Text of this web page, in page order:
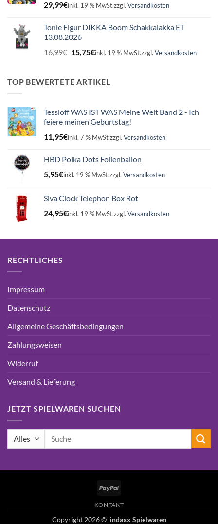
29,99€inkl. 19 % MwSt.zzgl. Versandkosten
Tonie Figur DIKKA Boom Schakkalakka ET
13.08.2026
16,99€ Ursprünglicher
Preis
16,99€
15,75€Aktueller
15,75€.
inkl. 19 % MwSt.zzgl. Versandkosten
TOP BEWERTETE ARTIKEL
Tessloff WAS IST WAS Meine Welt Band 2 - Ich
feiere meinen Geburtstag!
11,95€inkl. 7 % MwSt.zzgl. Versandkosten
HBD Polka Dots Folienballon
5,95€inkl. 19 % MwSt.zzgl. Versandkosten
Siva Clock Telephon Box Rot
24,95€inkl. 19 % MwSt.zzgl. Versandkosten
RECHTLICHES
Impressum
Datenschutz
Allgemeine Geschäftsbedingungen
Zahlungsweisen
Widerruf
Versand & Lieferung
JETZT SPIELWAREN SUCHEN
PayPal
KONTAKT
Copyright 2026 © lindaxx Spielwaren